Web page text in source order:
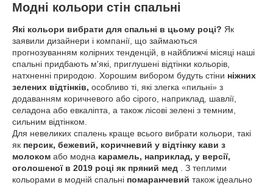
Модні кольори стін спальні
Які кольори вибрати для спальні в цьому році? Як
заявили дизайнери і компанії, що займаються
прогнозуванням колірних тенденцій, в найближчі місяці наші
спальні придбають м'які, приглушені відтінки кольорів,
натхненні природою. Хорошим вибором будуть стіни ніжних
зелених відтінків, особливо ті, які злегка «пильні» з
додаванням коричневого або сірого, наприклад, шавлії,
селадона або евкаліпта, а також лісові зелені з темним,
сильним відтінком.
Для невеликих спалень краще всього вибрати кольори, такі
як персик, бежевий, коричневий у відтінку кави з
молоком або модна карамель, наприклад, у версії,
оголошеної в 2019 році як пряний мед . З теплими
кольорами в модній спальні помаранчевий також ідеально